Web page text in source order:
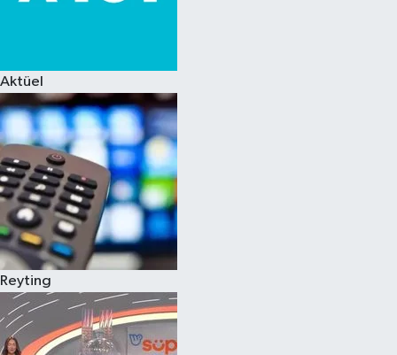
Aktüel
Reyting